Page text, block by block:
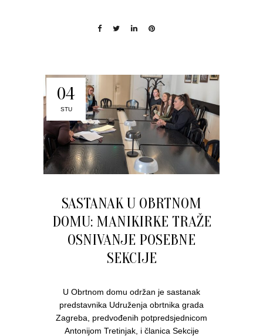
04
STU
SASTANAK U OBRTNOM
DOMU: MANIKIRKE TRAŽE
OSNIVANJE POSEBNE
SEKCIJE
U Obrtnom domu održan je sastanak
predstavnika Udruženja obrtnika grada
Zagreba, predvođenih potpredsjednicom
Antonijom Tretinjak, i članica Sekcije